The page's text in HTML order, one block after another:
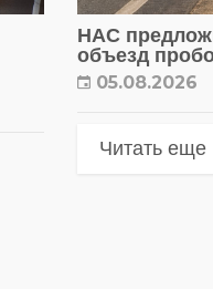
НАС
объезд
05.08.2026
Читать еще